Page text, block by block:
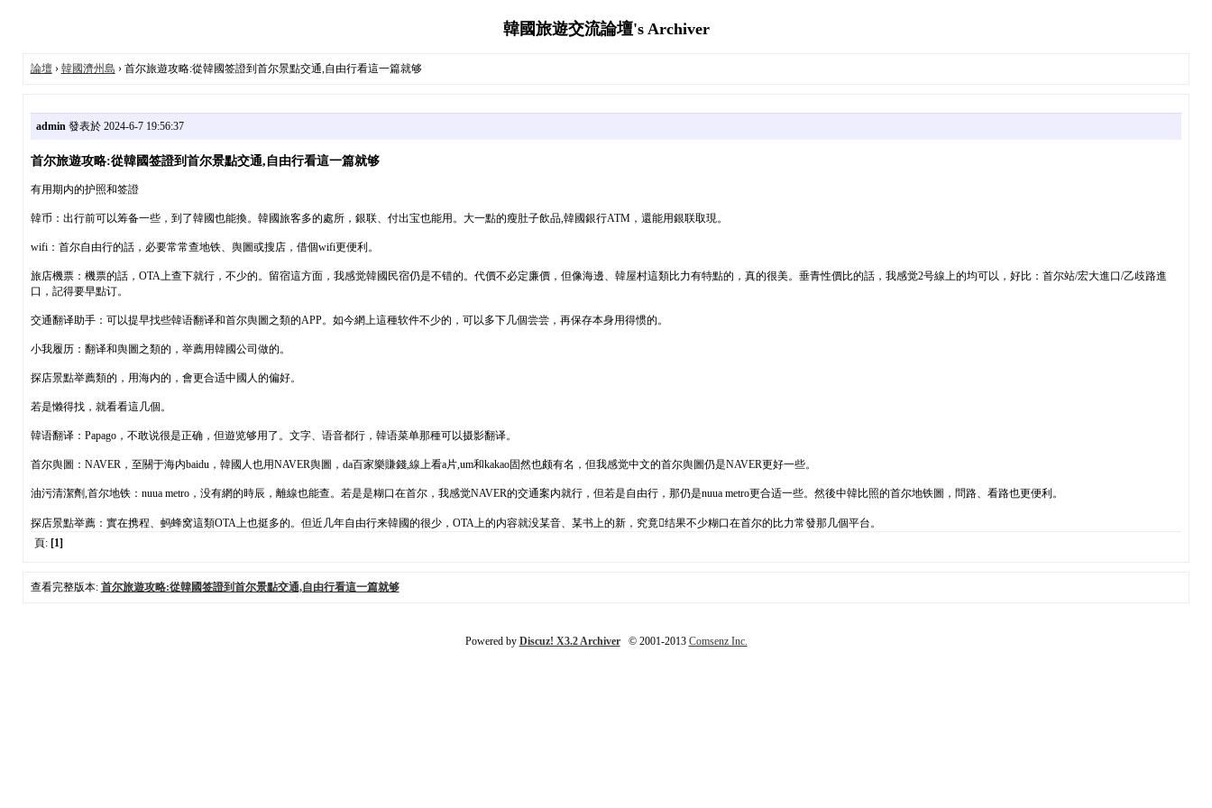
韓國旅遊交流論壇's Archiver
論壇› 韓國濟州島 › 首尔旅遊攻略:從韓國签證到首尔景點交通,自由行看這一篇就够
admin發表於 2024-6-7 19:56:37
首尔旅遊攻略:從韓國签證到首尔景點交通,自由行看這一篇就够
有用期内的护照和签證
韓币：出行前可以筹备一些，到了韓國也能換。韓國旅客多的處所，銀联、付出宝也能用。大一點的瘦肚子飲品,韓國銀行ATM，還能用銀联取現。
wifi：首尔自由行的話，必要常常查地铁、舆圖或搜店，借個wifi更便利。
旅店機票：機票的話，OTA上查下就行，不少的。留宿這方面，我感觉韓國民宿仍是不错的。代價不必定廉價，但像海邊、韓屋村這類比力有特點的，真的很美。垂青性價比的話，我感觉2号線上的均可以，好比：首尔站/宏大進口/乙歧路進
口，記得要早點订。
交通翻译助手：可以提早找些韓语翻译和首尔舆圖之類的APP。如今網上這種软件不少的，可以多下几個尝尝，再保存本身用得惯的。
小我履历：翻译和舆圖之類的，举薦用韓國公司做的。
探店景點举薦類的，用海内的，會更合适中國人的偏好。
若是懒得找，就看看這几個。
韓语翻译：Papago，不敢说很是正确，但遊览够用了。文字、语音都行，韓语菜单那種可以摄影翻译。
首尔舆圖：NAVER，至關于海内baidu，韓國人也用NAVER舆圖，da百家樂賺錢,線上看a片,um和kakao固然也颇有名，但我感觉中文的首尔舆圖仍是NAVER更好一些。
油污清潔劑,首尔地铁：nuua metro，没有網的時辰，離線也能查。若是是糊口在首尔，我感觉NAVER的交通案内就行，但若是自由行，那仍是nuua metro更合适一些。然後中韓比照的首尔地铁圖，問路、看路也更便利。
探店景點举薦：實在携程、蚂蜂窝這類OTA上也挺多的。但近几年自由行来韓國的很少，OTA上的内容就没某音、某书上的新，究竟结果不少糊口在首尔的比力常發那几個平台。
頁: [1]
查看完整版本: 首尔旅遊攻略:從韓國签證到首尔景點交通,自由行看這一篇就够
Powered by Discuz! X3.2 Archiver© 2001-2013 Comsenz Inc.